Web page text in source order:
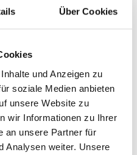
Über Cookies
und Anzeigen zu
soziale Medien anbieten
unsere Website zu
wir Informationen zu Ihrer
an unsere Partner für
Analysen weiter. Unsere